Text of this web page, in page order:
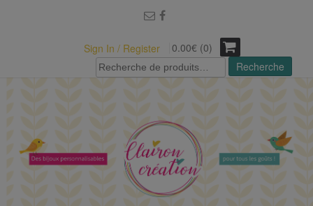
Sign In / Register
0.00€ (0)
Recherche
pour :
Recherche